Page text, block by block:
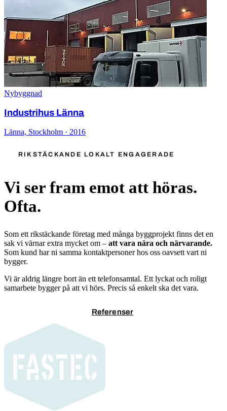
Nybyggnad
Industrihus Länna
Länna, Stockholm · 2016
RIKSTÄCKANDE LOKALT ENGAGERADE
Vi ser fram emot att höras.
Ofta.
Som ett rikstäckande företag med många byggprojekt finns det en
sak vi värnar extra mycket om – att vara nära och närvarande.
Som kund har ni samma kontaktpersoner hos oss oavsett vart ni
bygger.
Vi är aldrig längre bort än ett telefonsamtal. Ett lyckat och roligt
samarbete bygger på att vi hörs. Precis så enkelt ska det vara.
Referenser